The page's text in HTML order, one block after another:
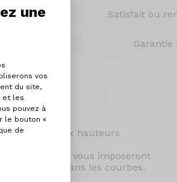
une
:
vos
du site,
et les
pouvez à
le bouton «
de
Satisfait ou
Garantie
aux hauteurs
au sol et ne vous imposeront
de l'angle dans les courbes.